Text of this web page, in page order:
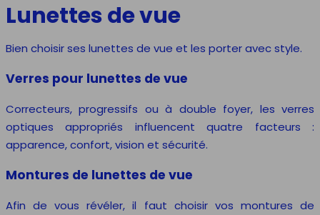
Lunettes de vue
Bien choisir ses lunettes de vue et les porter avec style.
Verres pour lunettes de vue
Correcteurs, progressifs ou à double foyer, les verres
optiques appropriés influencent quatre facteurs :
apparence, confort, vision et sécurité.
Montures de lunettes de vue
Afin de vous révéler, il faut choisir vos montures de